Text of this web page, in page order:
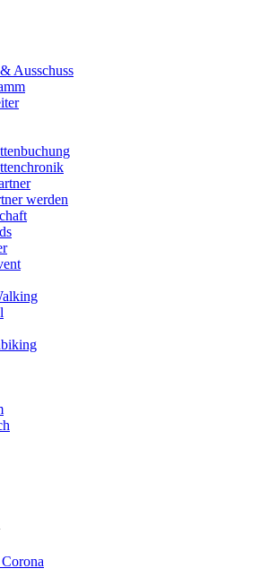
Ausschuss
werden